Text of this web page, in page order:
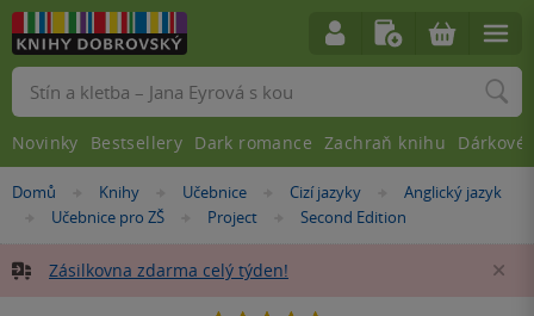
Nacházíte
Domů »Knihy »Učebnice »
Cizí jazyky »Anglický jazyk
»
Učebnice pro ZŠ »Project »
Second Edition
Zásilkovna zdarma celý týden!
Vyhledávání
Novinky Bestsellery Dark romance Zachraň knihu Dárkové